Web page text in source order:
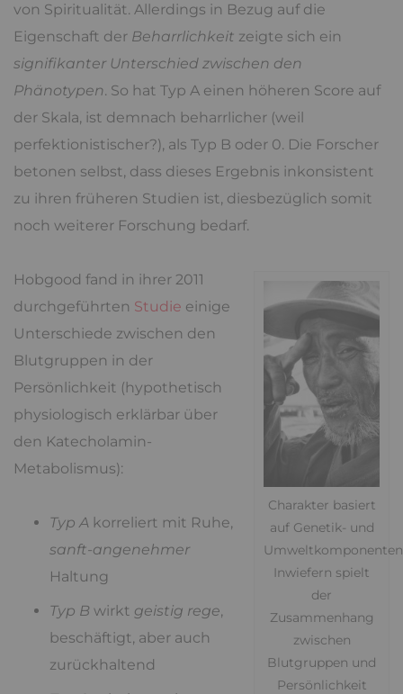
von Spiritualität. Allerdings in Bezug auf die
Eigenschaft der Beharrlichkeit zeigte sich ein
signifikanter Unterschied zwischen den
Phänotypen. So hat Typ A einen höheren Score auf
der Skala, ist demnach beharrlicher (weil
perfektionistischer?), als Typ B oder 0. Die Forscher
betonen selbst, dass dieses Ergebnis inkonsistent
zu ihren früheren Studien ist, diesbezüglich somit
noch weiterer Forschung bedarf.
Charakter basiert
auf Genetik- und
Inwiefern spielt
der
Zusammenhang
zwischen
Blutgruppen und
Persönlichkeit
Hobgood fand in ihrer 2011
durchgeführten Studie einige
Unterschiede zwischen den
Blutgruppen in der
Persönlichkeit (hypothetisch
physiologisch erklärbar über
den Katecholamin-
Metabolismus):
Typ A korreliert mit Ruhe,
sanft-angenehmer
Haltung
Typ B wirkt geistig rege,
beschäftigt, aber auch
zurückhaltend